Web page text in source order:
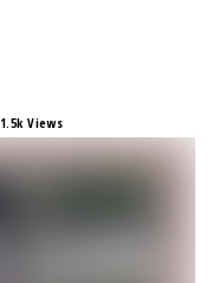
1.5k Views